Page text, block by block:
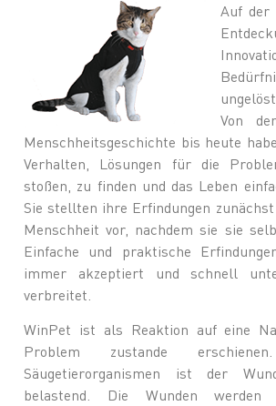
Auf der
Von
Menschheitsgeschichte bis heute
Verhalten, Lösungen für die
stoßen, zu finden und das Leben
Sie stellten ihre Erfindungen
Menschheit vor, nachdem sie sie
Einfache und praktische
immer akzeptiert und schnell
verbreitet.
WinPet ist als Reaktion auf eine
Problem zustande
Säugetierorganismen ist der
belastend. Die Wunden werden